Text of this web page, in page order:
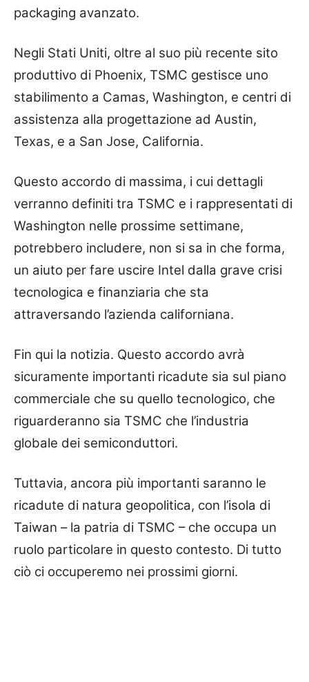
packaging avanzato.
Negli Stati Uniti, oltre al suo più recente sito
produttivo di Phoenix, TSMC gestisce uno
stabilimento a Camas, Washington, e centri di
assistenza alla progettazione ad Austin,
Texas, e a San Jose, California.
Questo accordo di massima, i cui dettagli
verranno definiti tra TSMC e i rappresentati di
Washington nelle prossime settimane,
potrebbero includere, non si sa in che forma,
un aiuto per fare uscire Intel dalla grave crisi
tecnologica e finanziaria che sta
attraversando l’azienda californiana.
Fin qui la notizia. Questo accordo avrà
sicuramente importanti ricadute sia sul piano
commerciale che su quello tecnologico, che
riguarderanno sia TSMC che l’industria
globale dei semiconduttori.
Tuttavia, ancora più importanti saranno le
ricadute di natura geopolitica, con l’isola di
Taiwan – la patria di TSMC – che occupa un
ruolo particolare in questo contesto. Di tutto
ciò ci occuperemo nei prossimi giorni.